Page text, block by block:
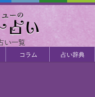
い一覧
コラム 占い辞典